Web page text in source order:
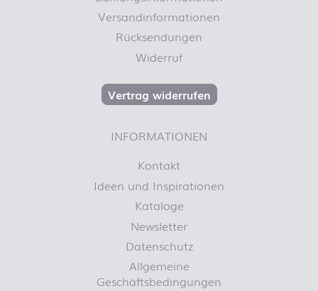
Versandinformationen
Rücksendungen
Widerruf
Vertrag widerrufen
INFORMATIONEN
Kontakt
Ideen und Inspirationen
Kataloge
Newsletter
Datenschutz
Allgemeine
Geschäftsbedingungen